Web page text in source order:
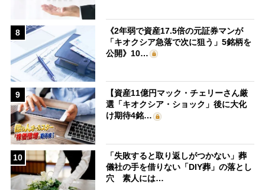
8
《2年弱で資産17.5倍の元証券マンが
「キオクシア急落で次に狙う」5銘柄を
公開》10…
9
【資産11億円マック・チェリーさん厳
選「キオクシア・ショック」後に大化
け期待4銘…
10
「失敗すると取り返しがつかない」葬
儀社の手を借りない「DIY葬」の落とし
穴 素人には…